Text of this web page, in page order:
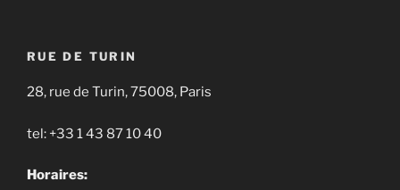
RUE DE TURIN
28, rue de Turin, 75008, Paris
tel: +33 1 43 87 10 40
Horaires: